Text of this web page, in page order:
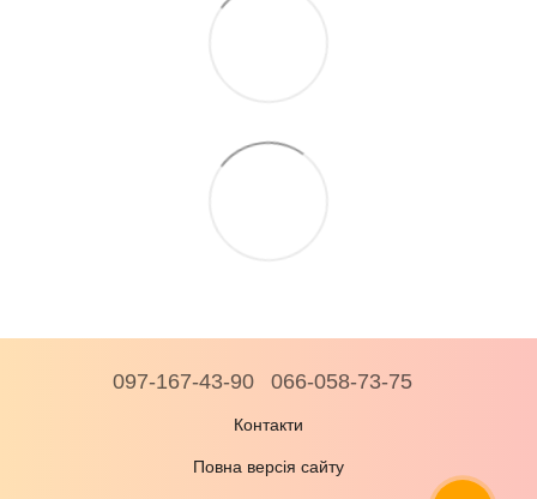
097-167-43-90 066-058-73-75
Контакти
Повна версія сайту